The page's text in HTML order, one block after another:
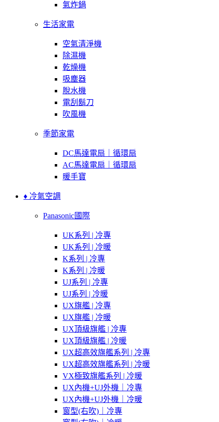
氣炸鍋
生活家電
空氣清淨機
除濕機
乾燥機
吸塵器
脫水機
電刮鬍刀
吹風機
季節家電
DC馬達電扇｜循環扇
AC馬達電扇｜循環扇
暖手寶
♦ 冷氣空調
Panasonic國際
UK系列 | 冷專
UK系列 | 冷暖
K系列 | 冷專
K系列 | 冷暖
UJ系列 | 冷專
UJ系列 | 冷暖
UX旗艦 | 冷專
UX旗艦 | 冷暖
UX頂級旗艦 | 冷專
UX頂級旗艦 | 冷暖
UX超高效旗艦系列 | 冷專
UX超高效旗艦系列 | 冷暖
VX極致旗艦系列 | 冷暖
UX內機+UJ外機｜冷專
UX內機+UJ外機｜冷暖
窗型(右吹)｜冷專